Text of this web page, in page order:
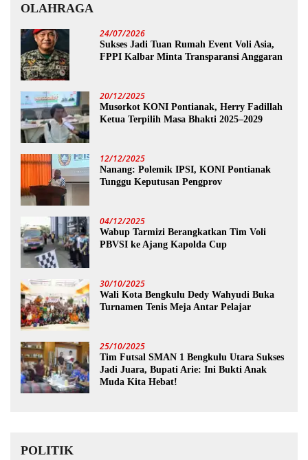
OLAHRAGA
24/07/2026
Sukses Jadi Tuan Rumah Event Voli Asia,
FPPI Kalbar Minta Transparansi Anggaran
20/12/2025
Musorkot KONI Pontianak, Herry Fadillah
Ketua Terpilih Masa Bhakti 2025–2029
12/12/2025
Nanang: Polemik IPSI, KONI Pontianak
Tunggu Keputusan Pengprov
04/12/2025
Wabup Tarmizi Berangkatkan Tim Voli
PBVSI ke Ajang Kapolda Cup
30/10/2025
Wali Kota Bengkulu Dedy Wahyudi Buka
Turnamen Tenis Meja Antar Pelajar
25/10/2025
Tim Futsal SMAN 1 Bengkulu Utara Sukses
Jadi Juara, Bupati Arie: Ini Bukti Anak
Muda Kita Hebat!
POLITIK